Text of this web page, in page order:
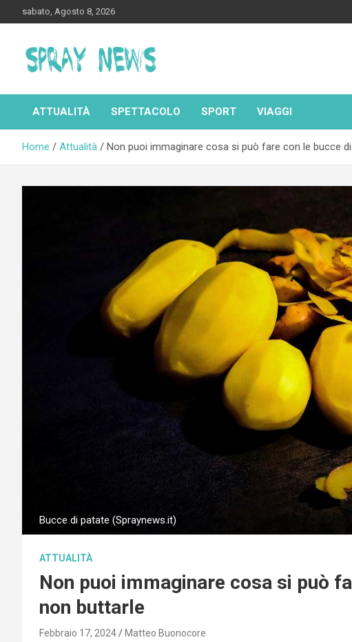
to
sabato, Agosto 8, 2026
Spraynews.it
ATTUALITÀ SPETTACOLO SPORT VIAGGI
Home Attualità Non puoi immaginare cosa si può fare con le bucce
Bucce di patate (Spraynews.it)
ATTUALITÀ
Non puoi immaginare cosa si può
non buttarle
Febbraio 17, 2024 Matteo Buonocore